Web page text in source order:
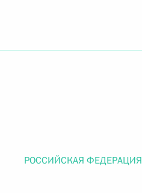
РОССИЙСКАЯ ФЕДЕРАЦИЯ